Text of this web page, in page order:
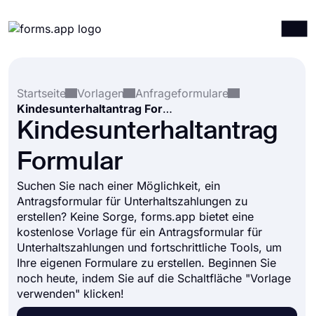
Integrationen
Vorlagen
Ressourcen
Startseite
Vorlagen
Anfrageformulare
Kindesunterhaltantrag Formular
Kindesunterhaltantrag
Formular
Suchen Sie nach einer Möglichkeit, ein
Antragsformular für Unterhaltszahlungen zu
erstellen? Keine Sorge, forms.app bietet eine
kostenlose Vorlage für ein Antragsformular für
Unterhaltszahlungen und fortschrittliche Tools, um
Ihre eigenen Formulare zu erstellen. Beginnen Sie
noch heute, indem Sie auf die Schaltfläche "Vorlage
verwenden" klicken!